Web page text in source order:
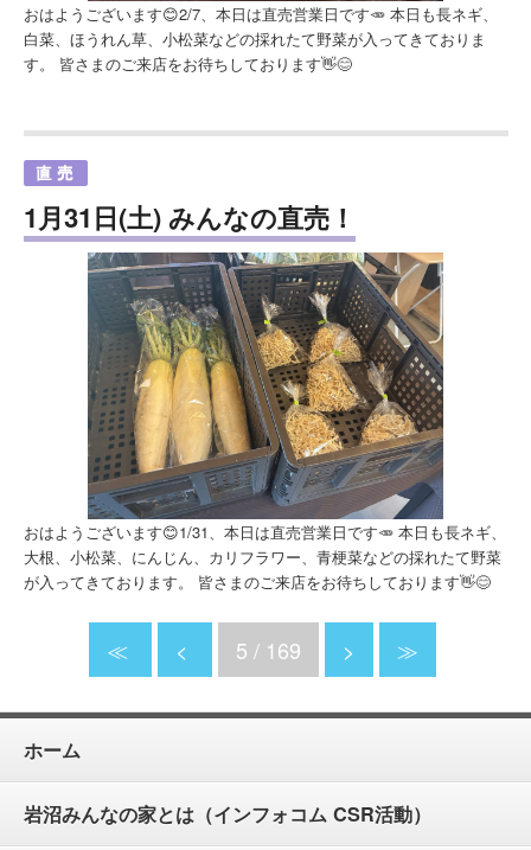
おはようございます😊2/7、本日は直売営業日です🥕 本日も長ネギ、
白菜、ほうれん草、小松菜などの採れたて野菜が入ってきておりま
す。 皆さまのご来店をお待ちしております👋😊
1月31日(土) みんなの直売！
おはようございます😊1/31、本日は直売営業日です🥕 本日も長ネギ、
大根、小松菜、にんじん、カリフラワー、青梗菜などの採れたて野菜
が入ってきております。 皆さまのご来店をお待ちしております👋😊
≪ < 5 / 169 > ≫
ホーム
岩沼みんなの家とは（インフォコム CSR活動）